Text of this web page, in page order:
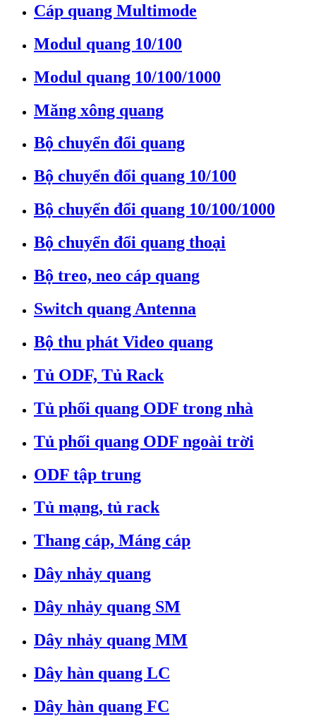
Cáp quang Multimode
Modul quang 10/100
Modul quang 10/100/1000
Măng xông quang
Bộ chuyển đổi quang
Bộ chuyển đổi quang 10/100
Bộ chuyển đổi quang 10/100/1000
Bộ chuyển đổi quang thoại
Bộ treo, neo cáp quang
Switch quang Antenna
Bộ thu phát Video quang
Tủ ODF, Tủ Rack
Tủ phối quang ODF trong nhà
Tủ phối quang ODF ngoài trời
ODF tập trung
Tủ mạng, tủ rack
Thang cáp, Máng cáp
Dây nhảy quang
Dây nhảy quang SM
Dây nhảy quang MM
Dây hàn quang LC
Dây hàn quang FC